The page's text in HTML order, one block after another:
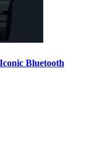
Bluetooth